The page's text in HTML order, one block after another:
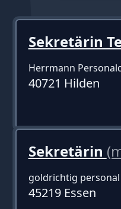
Sekretärin
Herrmann
40721 Hilden
Sekretärin
goldrichtig personal
45219 Essen